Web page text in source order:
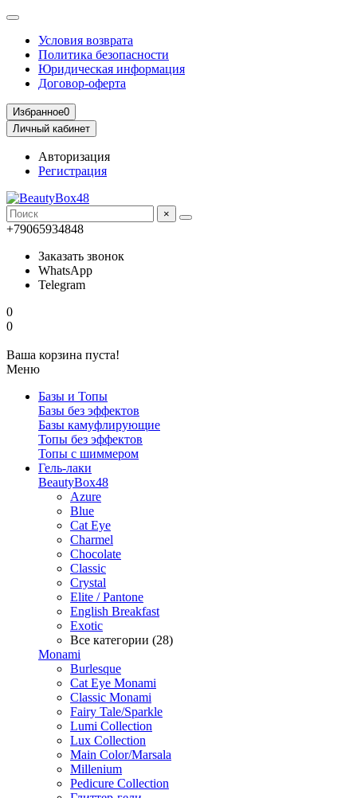
Условия возврата
Политика безопасности
Юридическая информация
Договор-оферта
Избранное0
Личный кабинет
Авторизация
Регистрация
×
+79065934848
Заказать звонок
WhatsApp
Telegram
0
0
Ваша корзина пуста!
Меню
Базы и Топы
Базы без эффектов
Базы камуфлирующие
Топы без эффектов
Топы с шиммером
Гель-лаки
BeautyBox48
Azure
Blue
Cat Eye
Charmel
Chocolate
Classic
Crystal
Elite / Pantone
English Breakfast
Exotic
Все категории (28)
Monami
Burlesque
Cat Eye Monami
Classic Monami
Fairy Tale/Sparkle
Lumi Collection
Lux Collection
Main Color/Marsala
Millenium
Pedicure Collection